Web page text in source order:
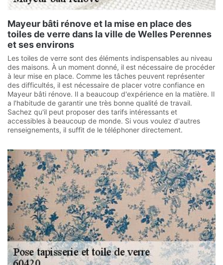
Mayeur bâti rénove et la mise en place des
toiles de verre dans la ville de Welles Perennes
et ses environs
Les toiles de verre sont des éléments indispensables au niveau
des maisons. À un moment donné, il est nécessaire de procéder
à leur mise en place. Comme les tâches peuvent représenter
des difficultés, il est nécessaire de placer votre confiance en
Mayeur bâti rénove. Il a beaucoup d'expérience en la matière. Il
a l'habitude de garantir une très bonne qualité de travail.
Sachez qu'il peut proposer des tarifs intéressants et
accessibles à beaucoup de monde. Si vous voulez d'autres
renseignements, il suffit de le téléphoner directement.